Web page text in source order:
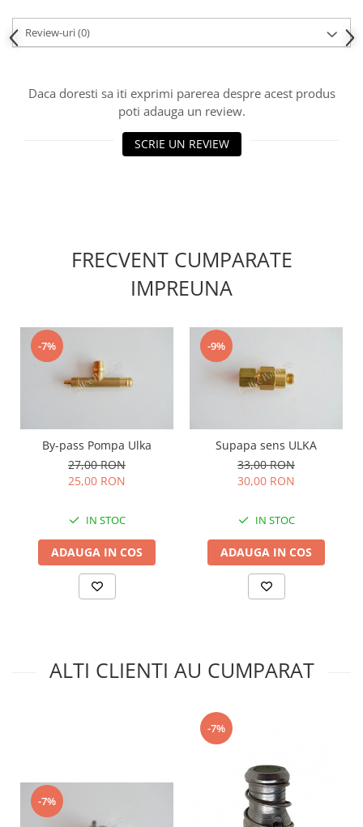
Review-uri(0)
Daca doresti sa iti exprimi parerea despre acest produs
poti adauga un review.
SCRIE UN REVIEW
FRECVENT CUMPARATE
IMPREUNA
-7%
By-pass Pompa Ulka
27,00 RON
25,00 RON
IN STOC
ADAUGA IN COS
-9%
Supapa sens ULKA
33,00 RON
30,00 RON
IN STOC
ADAUGA IN COS
ALTI CLIENTI AU CUMPARAT
-7%
-7%